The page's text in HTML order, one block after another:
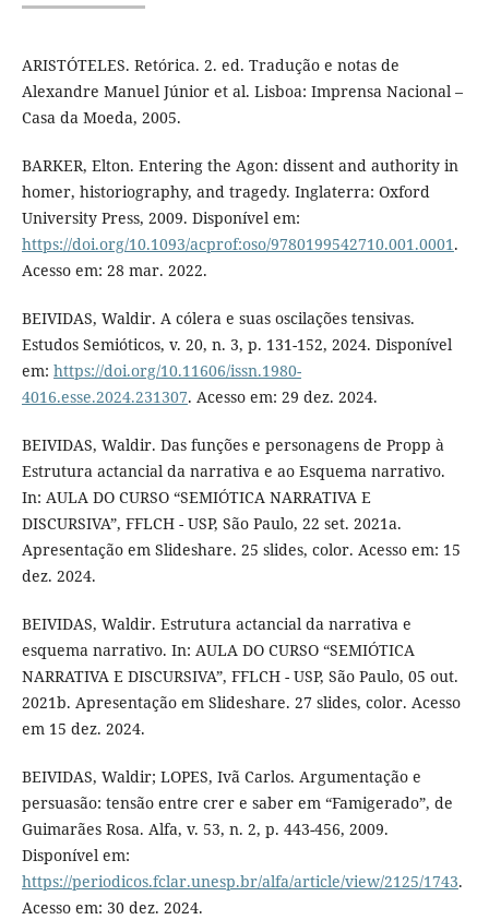
ARISTÓTELES. Retórica. 2. ed. Tradução e notas de
Alexandre Manuel Júnior et al. Lisboa: Imprensa Nacional –
Casa da Moeda, 2005.
BARKER, Elton. Entering the Agon: dissent and authority in
homer, historiography, and tragedy. Inglaterra: Oxford
University Press, 2009. Disponível em:
https://doi.org/10.1093/acprof:oso/9780199542710.001.0001.
Acesso em: 28 mar. 2022.
BEIVIDAS, Waldir. A cólera e suas oscilações tensivas.
Estudos Semióticos, v. 20, n. 3, p. 131-152, 2024. Disponível
em: https://doi.org/10.11606/issn.1980-
4016.esse.2024.231307. Acesso em: 29 dez. 2024.
BEIVIDAS, Waldir. Das funções e personagens de Propp à
Estrutura actancial da narrativa e ao Esquema narrativo.
In: AULA DO CURSO “SEMIÓTICA NARRATIVA E
DISCURSIVA”, FFLCH - USP, São Paulo, 22 set. 2021a.
Apresentação em Slideshare. 25 slides, color. Acesso em: 15
dez. 2024.
BEIVIDAS, Waldir. Estrutura actancial da narrativa e
esquema narrativo. In: AULA DO CURSO “SEMIÓTICA
NARRATIVA E DISCURSIVA”, FFLCH - USP, São Paulo, 05 out.
2021b. Apresentação em Slideshare. 27 slides, color. Acesso
em 15 dez. 2024.
BEIVIDAS, Waldir; LOPES, Ivã Carlos. Argumentação e
persuasão: tensão entre crer e saber em “Famigerado”, de
Guimarães Rosa. Alfa, v. 53, n. 2, p. 443-456, 2009.
Disponível em:
https://periodicos.fclar.unesp.br/alfa/article/view/2125/1743.
Acesso em: 30 dez. 2024.